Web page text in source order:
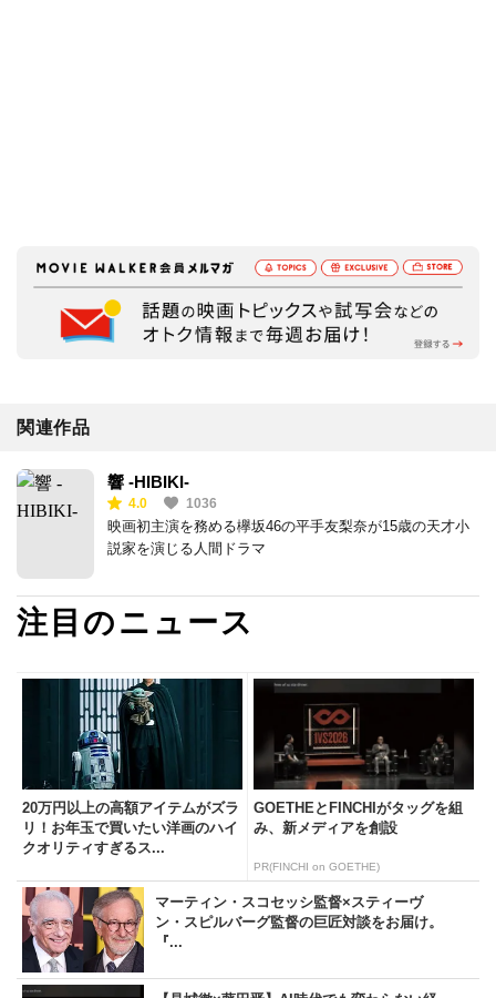
関連作品
響 -HIBIKI-
4.0 1036
映画初主演を務める欅坂46の平手友梨奈が15歳の天才小
説家を演じる人間ドラマ
注目のニュース
20万円以上の高額アイテムがズラ
リ！お年玉で買いたい洋画のハイ
クオリティすぎるス...
GOETHEとFINCHIがタッグを組
み、新メディアを創設
PR(FINCHI on GOETHE)
マーティン・スコセッシ監督×スティーヴ
ン・スピルバーグ監督の巨匠対談をお届け。
『...